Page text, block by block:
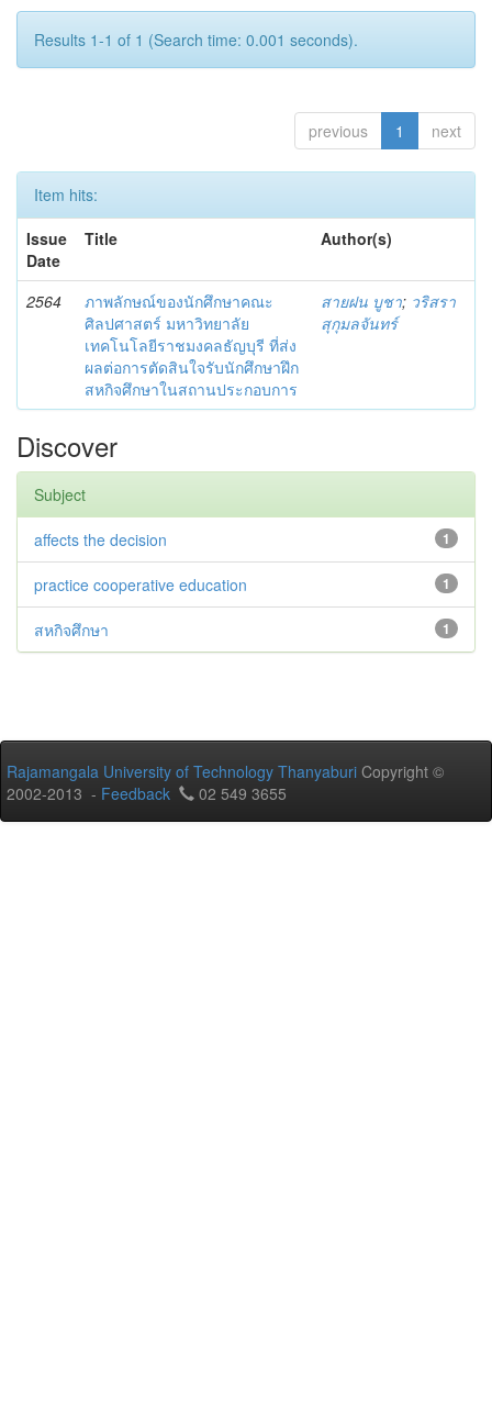
Results 1-1 of 1 (Search time: 0.001 seconds).
previous 1 next
Item hits:
Issue
Date
Title Author(s)
2564
ภาพลักษณ์ของนักศึกษาคณะ
ศิลปศาสตร์ มหาวิทยาลัย
เทคโนโลยีราชมงคลธัญบุรี ที่ส่ง
ผลต่อการตัดสินใจรับนักศึกษาฝึก
สหกิจศึกษาในสถานประกอบการ
สายฝน บูชา; วริสรา
สุกุมลจันทร์
Discover
Subject
1
affects the decision
1
practice cooperative education
1
สหกิจศึกษา
Rajamangala University of Technology Thanyaburi Copyright ©
2002-2013 - Feedback 02 549 3655